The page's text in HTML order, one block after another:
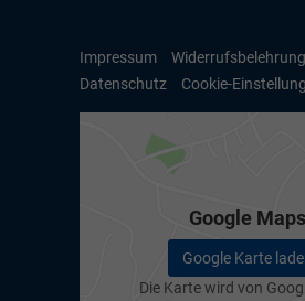
Impressum
Widerrufsbelehrung
Datenschutz
Cookie-
Google Maps
Google Karte
Die Karte wird von